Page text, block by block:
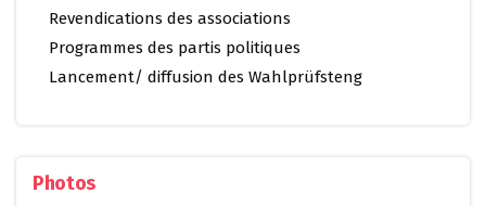
Revendications des associations
Programmes des partis politiques
Lancement/ diffusion des Wahlprüfsteng
Photos